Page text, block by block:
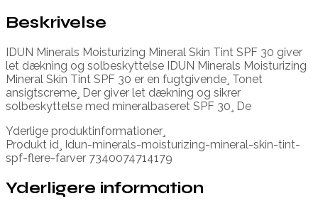
Beskrivelse
IDUN Minerals Moisturizing Mineral Skin Tint SPF 30 giver
let dækning og solbeskyttelse IDUN Minerals Moisturizing
Mineral Skin Tint SPF 30 er en fugtgivende¸ Tonet
ansigtscreme¸ Der giver let dækning og sikrer
solbeskyttelse med mineralbaseret SPF 30¸ De
Yderlige produktinformationer¸
Produkt id¸ Idun-minerals-moisturizing-mineral-skin-tint-
spf-flere-farver 7340074714179
Yderligere information